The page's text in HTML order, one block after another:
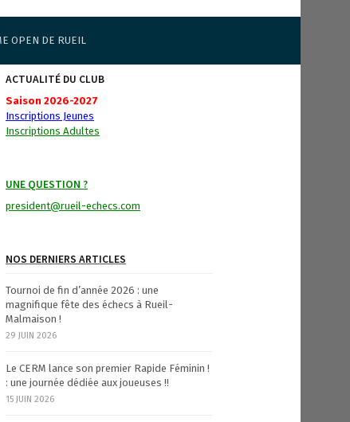
OPEN DE RUEIL
ACTUALITÉ DU CLUB
Saison 2026-2027
Inscriptions Jeunes
Inscriptions Adultes
UNE QUESTION ?
president@rueil-echecs.com
NOS DERNIERS ARTICLES
Tournoi de fin d’année 2026 : une
magnifique fête des échecs à Rueil-
Malmaison !
29 JUIN 2026
Le CERM lance son premier Rapide Féminin !
: une journée dédiée aux joueuses !!
15 JUIN 2026